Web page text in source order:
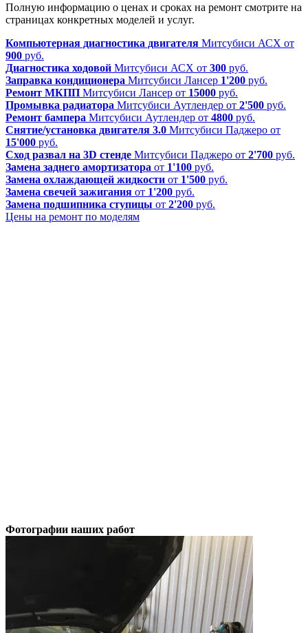
Полную информацию о ценах и сроках на ремонт смотрите на
страницах конкретных моделей и услуг.
Компьютерная диагностика двигателя Митсубиси АСХ от
900 руб.
Диагностика ходовой Митсубиси АСХ от 300 руб.
Заправка кондиционера Митсубиси Лансер 1'200 руб.
Ремонт МКПП Митсубиси Лансер от 15000 руб.
Промывка радиатора Митсубиси Аутлендер от 2'500 руб.
Ремонт бампера Митсубиси Аутлендер от 4800 руб.
Снятие/установка двигателя 3.0 Митсубиси Паджеро от
15'000 руб.
Сход развал на 3D стенде Митсубиси Паджеро от 2'700 руб.
Замена заднего амортизатора от 1'100 руб.
Замена охлаждающей жидкости от 1'500 руб.
Замена свечей зажигания от 1'200 руб.
Замена подшипника ступицы от 2'200 руб.
Цены на ремонт по моделям
Фотографии наших работ